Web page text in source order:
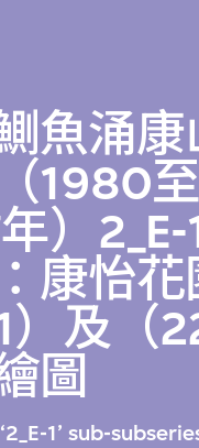
魚涌康
1980
）2_E-
康怡花
）及（
圖
1’ sub-